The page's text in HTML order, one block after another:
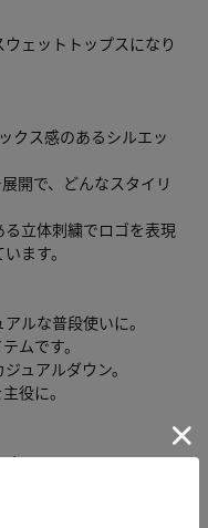
ェットトップスになり
クス感のあるシルエッ
開で、どんなスタイリ
立体刺繍でロゴを表現
ます。
ルな普段使いに。
ムです。
ュアルダウン。
役に。
す。
芯がありますが、二次